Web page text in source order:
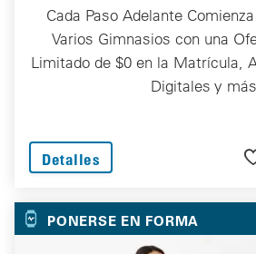
Cada Paso Adelante
Varios Gimnasios con una
Limitado de $0 en la Matrícula,
Digitales y más
Detalles
PONERSE EN FORMA